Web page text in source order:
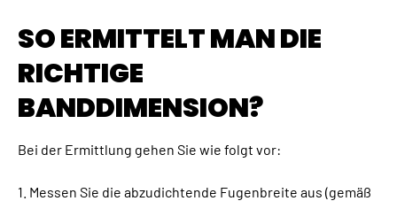
SO ERMITTELT MAN DIE
RICHTIGE
BANDDIMENSION?
Bei der Ermittlung gehen Sie wie folgt vor:
1. Messen Sie die abzudichtende Fugenbreite aus (gemäß